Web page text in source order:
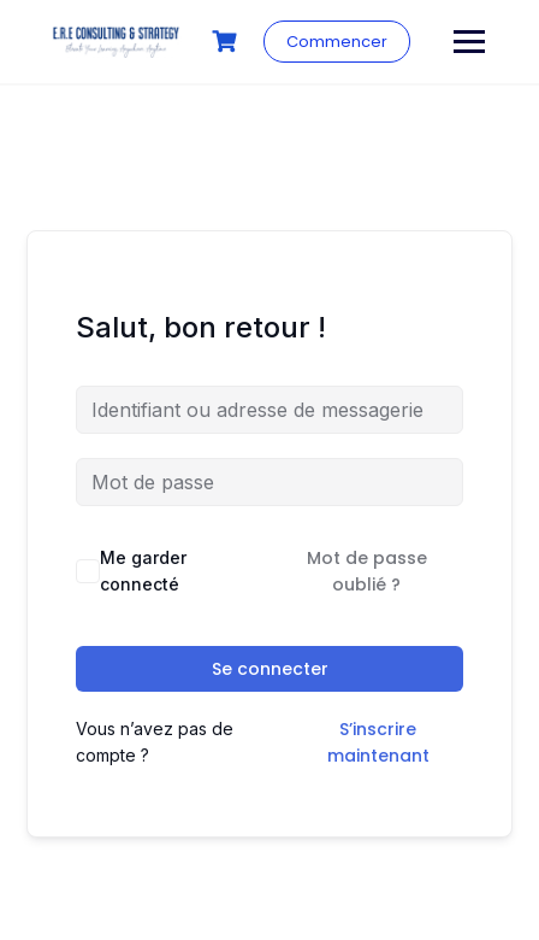
Commencer
Salut, bon retour !
Me garder
connecté
Mot de passe
oublié ?
Se connecter
Vous n’avez pas de
compte ?
S’inscrire
maintenant